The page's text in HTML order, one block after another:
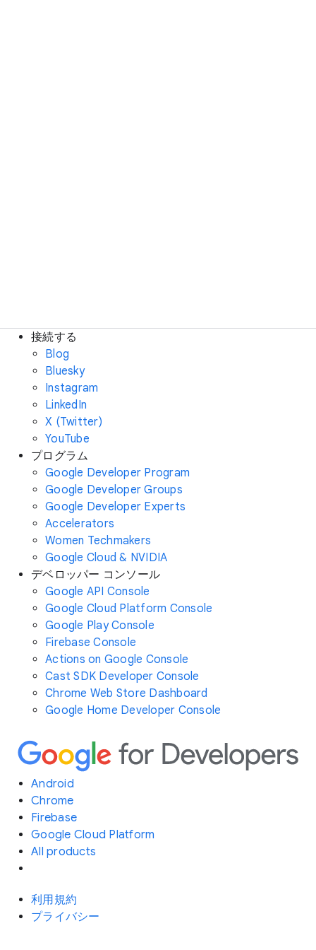
接続する
Blog
Bluesky
Instagram
LinkedIn
X (Twitter)
YouTube
プログラム
Google Developer Program
Google Developer Groups
Google Developer Experts
Accelerators
Women Techmakers
Google Cloud & NVIDIA
デベロッパー コンソール
Google API Console
Google Cloud Platform Console
Google Play Console
Firebase Console
Actions on Google Console
Cast SDK Developer Console
Chrome Web Store Dashboard
Google Home Developer Console
Android
Chrome
Firebase
Google Cloud Platform
All products
利用規約
プライバシー